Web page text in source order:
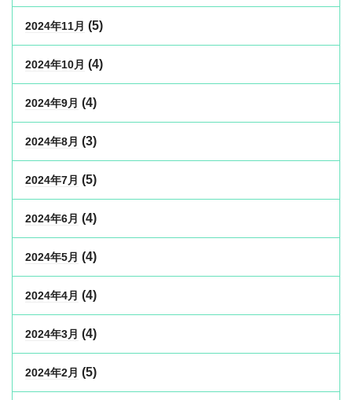
2024年11月 (5)
2024年10月 (4)
2024年9月 (4)
2024年8月 (3)
2024年7月 (5)
2024年6月 (4)
2024年5月 (4)
2024年4月 (4)
2024年3月 (4)
2024年2月 (5)